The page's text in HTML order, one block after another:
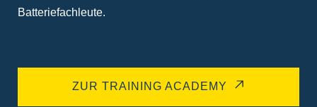
Batteriefachleute.
ZUR TRAINING ACADEMY